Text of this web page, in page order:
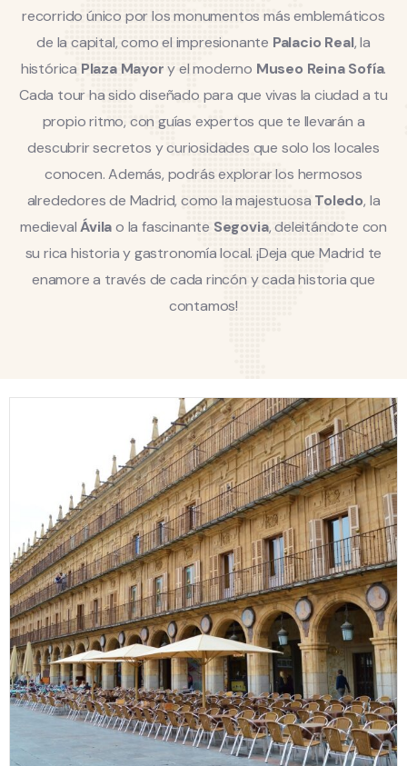
recorrido único por los monumentos más emblemáticos
de la capital, como el impresionante Palacio Real, la
histórica Plaza Mayory el moderno Museo Reina Sofía.
Cada tour ha sido diseñado para que vivas la ciudad a tu
propio ritmo, con guías expertos que te llevarán a
descubrir secretos y curiosidades que solo los locales
conocen. Además, podrás explorar los hermosos
alrededores de Madrid, como la majestuosa Toledo, la
medievalÁvilao la fascinante Segovia, deleitándote con
su rica historia y gastronomía local. ¡Deja que Madrid te
enamore a través de cada rincón y cada historia que
contamos!